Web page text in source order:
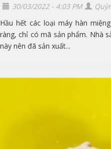
30/03/2022 - 4:03 PM
Hầu hết các loại máy hàn
ràng, chỉ có mã sản phẩm. Nhà
này nên đã sản xuất...